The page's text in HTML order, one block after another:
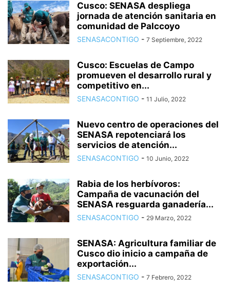
Cusco: SENASA despliega
jornada de atención sanitaria en
comunidad de Palccoyo
SENASACONTIGO - 7 Septiembre, 2022
Cusco: Escuelas de Campo
promueven el desarrollo rural y
competitivo en...
SENASACONTIGO - 11 Julio, 2022
Nuevo centro de operaciones del
SENASA repotenciará los
servicios de atención...
SENASACONTIGO - 10 Junio, 2022
Rabia de los herbívoros:
Campaña de vacunación del
SENASA resguarda ganadería...
SENASACONTIGO - 29 Marzo, 2022
SENASA: Agricultura familiar de
Cusco dio inicio a campaña de
exportación...
SENASACONTIGO - 7 Febrero, 2022